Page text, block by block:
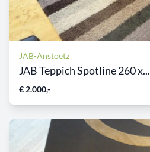
JAB-Anstoetz
JAB Teppich Spotline 260 x...
€ 2.000,-